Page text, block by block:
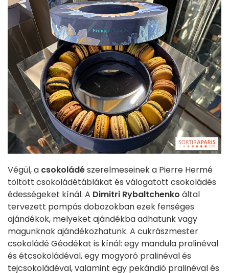
Végül, a csokoládészerelmeseinek a Pierre Hermé
töltött csokoládétáblákat és válogatott csokoládés
édességeket kínál. A Dimitri Rybaltchenko által
tervezett pompás dobozokban ezek fenséges
ajándékok, melyeket ajándékba adhatunk vagy
magunknak ajándékozhatunk. A cukrászmester
csokoládé Géodékat is kínál: egy mandula pralinéval
és étcsokoládéval, egy mogyoró pralinéval és
tejcsokoládéval, valamint egy pekándió pralinéval és